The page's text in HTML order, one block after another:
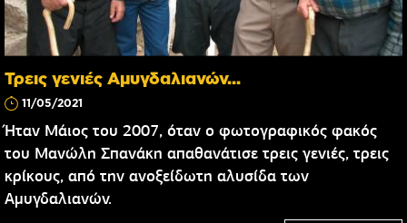
Τρεις γενιές Αμυγδαλιανών...
11/05/2021
Ήταν Μάιος του 2007, όταν ο φωτογραφικός φακός
του Μανώλη Σπανάκη απαθανάτισε τρεις γενιές, τρεις
κρίκους, από την ανοξείδωτη αλυσίδα των
Αμυγδαλιανών.